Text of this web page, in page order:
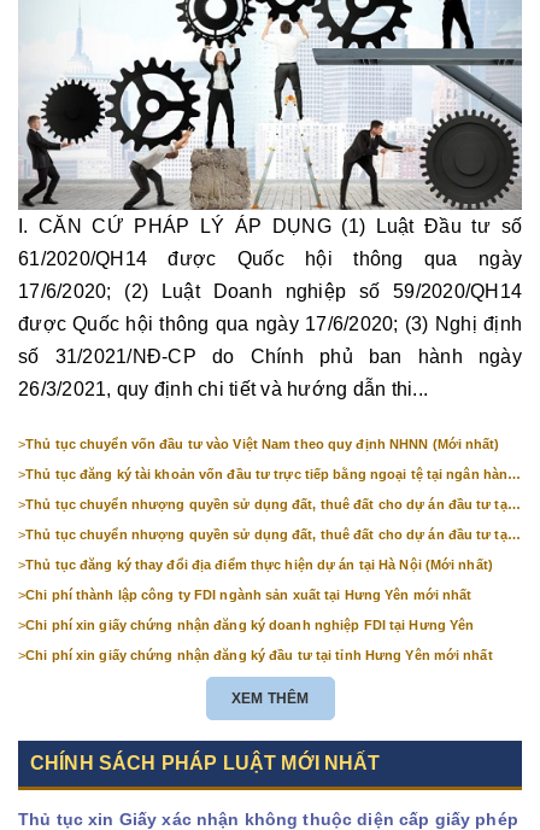
I. CĂN CỨ PHÁP LÝ ÁP DỤNG (1) Luật Đầu tư số
61/2020/QH14 được Quốc hội thông qua ngày
17/6/2020; (2) Luật Doanh nghiệp số 59/2020/QH14
được Quốc hội thông qua ngày 17/6/2020; (3) Nghị định
số 31/2021/NĐ-CP do Chính phủ ban hành ngày
26/3/2021, quy định chi tiết và hướng dẫn thi...
>Thủ tục chuyển vốn đầu tư vào Việt Nam theo quy định NHNN (Mới nhất)
>Thủ tục đăng ký tài khoản vốn đầu tư trực tiếp bằng ngoại tệ tại ngân hàng
>Thủ tục chuyển nhượng quyền sử dụng đất, thuê đất cho dự án đầu tư tại
>Thủ tục chuyển nhượng quyền sử dụng đất, thuê đất cho dự án đầu tư tại
>Thủ tục đăng ký thay đổi địa điểm thực hiện dự án tại Hà Nội (Mới nhất)
>Chi phí thành lập công ty FDI ngành sản xuất tại Hưng Yên mới nhất
>Chi phí xin giấy chứng nhận đăng ký doanh nghiệp FDI tại Hưng Yên
>Chi phí xin giấy chứng nhận đăng ký đầu tư tại tỉnh Hưng Yên mới nhất
XEM THÊM
CHÍNH SÁCH PHÁP LUẬT MỚI NHẤT
Thủ tục xin Giấy xác nhận không thuộc diện cấp giấy phép